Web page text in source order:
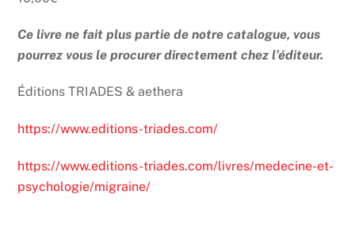
Ce livre ne fait plus partie de notre catalogue, vous
pourrez vous le procurer directement chez l’éditeur.
Éditions TRIADES & aethera
https://www.editions-triades.com/
https://www.editions-triades.com/livres/medecine-et-
psychologie/migraine/